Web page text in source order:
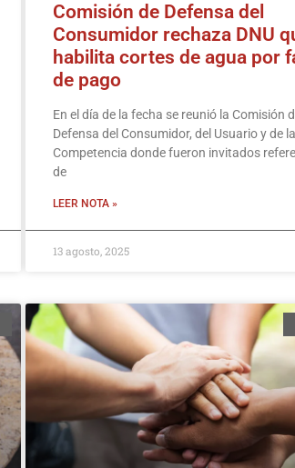
Comisión de Defensa del
Consumidor rechaza DNU
habilita cortes de agua por
de pago
En el día de la fecha se reunió la Comisión
Defensa del Consumidor, del Usuario y de la
Competencia donde fueron invitados
de
LEER NOTA »
13 agosto, 2025